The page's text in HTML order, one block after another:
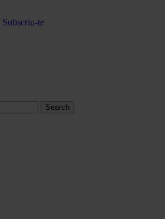
Subscriu-te